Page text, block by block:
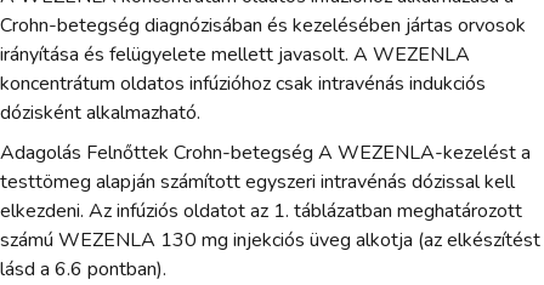
Crohn-betegség diagnózisában és kezelésében jártas orvosok
irányítása és felügyelete mellett javasolt. A WEZENLA
koncentrátum oldatos infúzióhoz csak intravénás indukciós
dózisként alkalmazható.
Adagolás Felnőttek Crohn-betegség A WEZENLA-kezelést a
testtömeg alapján számított egyszeri intravénás dózissal kell
elkezdeni. Az infúziós oldatot az 1. táblázatban meghatározott
számú WEZENLA 130 mg injekciós üveg alkotja (az elkészítést
lásd a 6.6 pontban).